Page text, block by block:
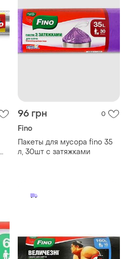
96 грн 0
Fino
Пакеты для мусора fino 35
л, 30шт с затяжками